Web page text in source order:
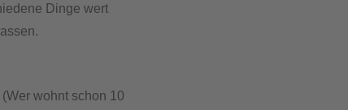
Dinge wert
wohnt schon 10